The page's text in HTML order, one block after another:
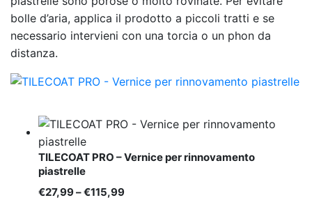
bolle d’aria, applica il prodotto a piccoli tratti e se
necessario intervieni con una torcia o un phon da
distanza.
TILECOAT PRO – Vernice per rinnovamento
piastrelle
€27,99–€115,99Fascia